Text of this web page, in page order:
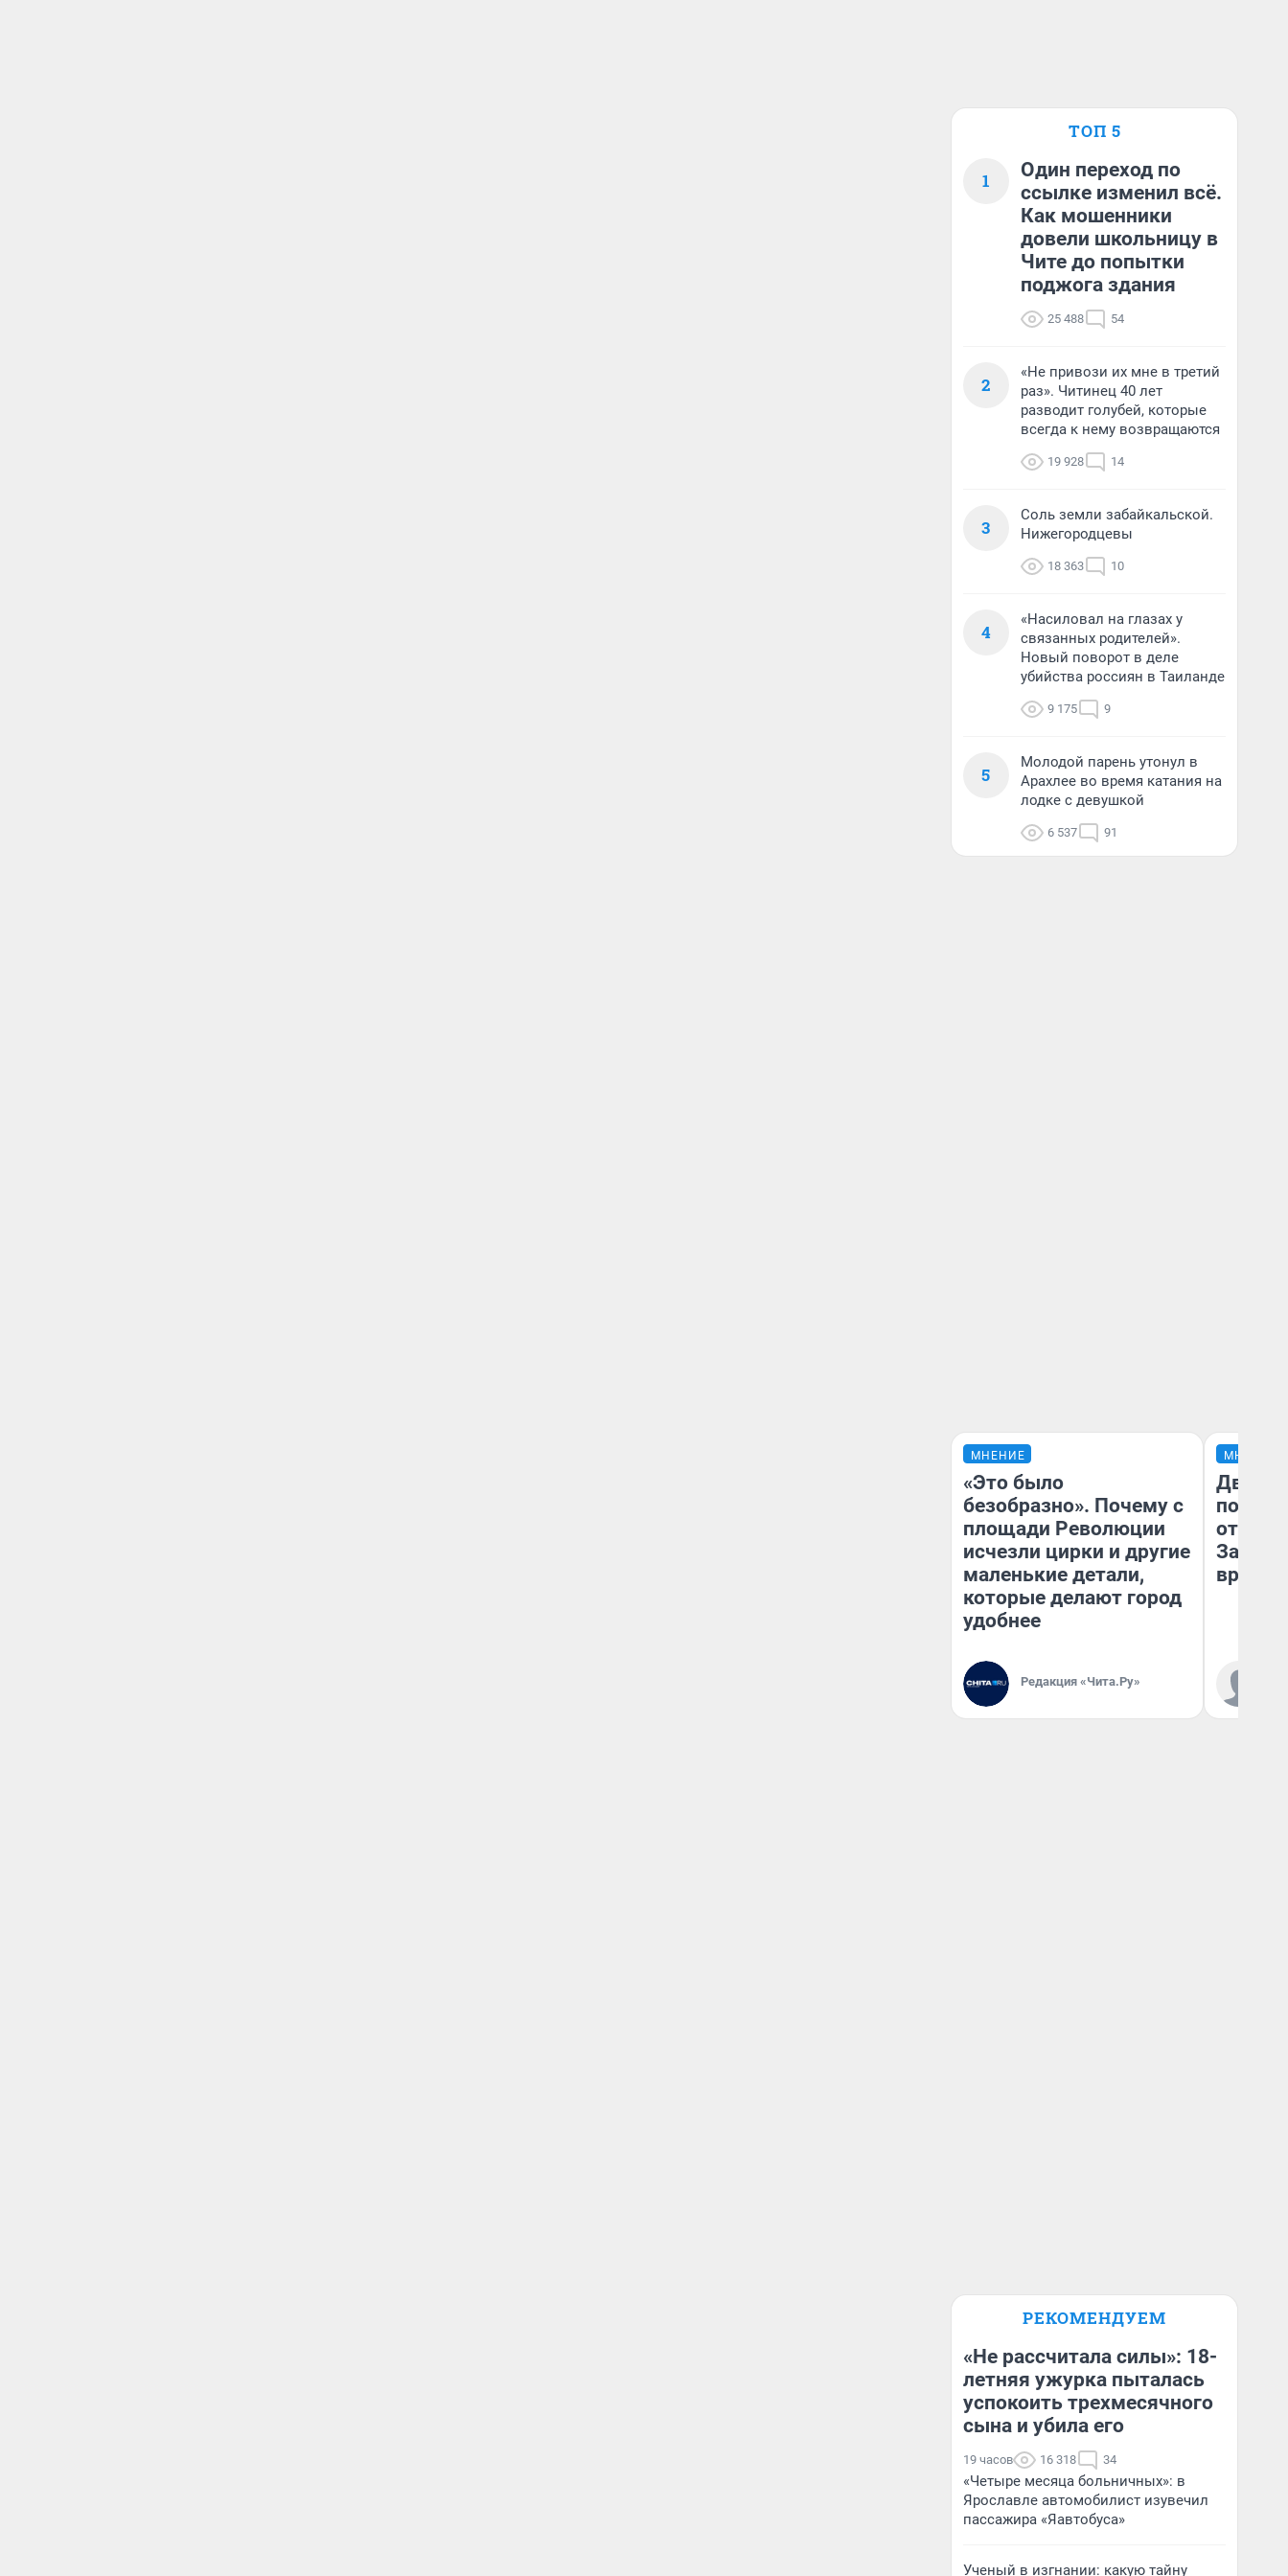
ТОП 5
1
Один переход по
ссылке изменил всё.
Как мошенники
довели школьницу в
Чите до попытки
поджога здания
25 488 54
2
«Не привози их мне в третий
раз». Читинец 40 лет
разводит голубей, которые
всегда к нему возвращаются
19 928 14
3
Соль земли забайкальской.
Нижегородцевы
18 363 10
4
«Насиловал на глазах у
связанных родителей».
Новый поворот в деле
убийства россиян в Таиланде
9 175 9
5
Молодой парень утонул в
Арахлее во время катания на
лодке с девушкой
6 537 91
МНЕНИЕ
«Это было
безобразно». Почему с
площади Революции
исчезли цирки и другие
маленькие детали,
которые делают город
удобнее
Редакция «Чита.Ру»
МНЕНИЕ
Два
от 100
врачей
РЕКОМЕНДУЕМ
«Не рассчитала силы»: 18-
летняя ужурка пыталась
успокоить трехмесячного
сына и убила его
19 часов 16 318 34
«Четыре месяца больничных»: в
Ярославле автомобилист изувечил
пассажира «Яавтобуса»
Ученый в изгнании: какую тайну